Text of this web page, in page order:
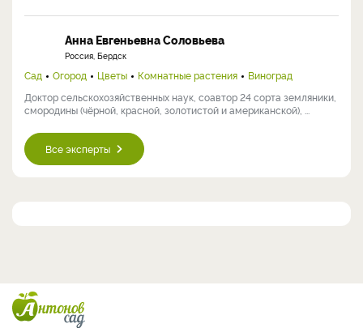
Анна Евгеньевна Соловьева
Россия, Бердск
Сад Огород Цветы Комнатные растения
Виноград
Доктор сельскохозяйственных наук, соавтор 24 сорта земляники,
смородины (чёрной, красной, золотистой и американской), ...
Все эксперты